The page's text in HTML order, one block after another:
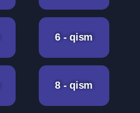
6 - qism
8 - qism